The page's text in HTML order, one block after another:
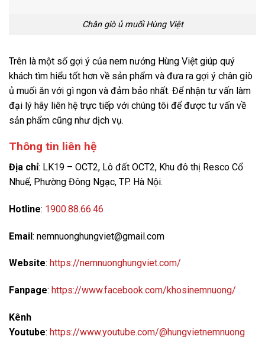
Chân giò ủ muối Hùng Việt
Trên là một số gợi ý của nem nướng Hùng Việt giúp quý
khách tìm hiểu tốt hơn về sản phẩm và đưa ra gợi ý chân giò
ủ muối ăn với gì ngon và đảm bảo nhất. Để nhận tư vấn làm
đại lý hãy liên hệ trực tiếp với chúng tôi để được tư vấn về
sản phẩm cũng như dịch vụ.
Thông tin liên hệ
Địa chỉ: LK19 – OCT2, Lô đất OCT2, Khu đô thị Resco Cổ
Nhuế, Phường Đông Ngạc, TP. Hà Nội.
Hotline: 1900.88.66.46
Email: nemnuonghungviet@gmail.com
Website: https://nemnuonghungviet.com/
Fanpage: https://www.facebook.com/khosinemnuong/
Kênh
Youtube: https://www.youtube.com/@hungvietnemnuong